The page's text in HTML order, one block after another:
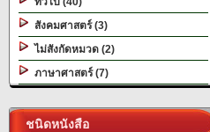
สังคมศาสตร์ (3)
ไม่สังกัดหมวด (2)
ภาษาศาสตร์ (7)
ชนิดหนังสือ